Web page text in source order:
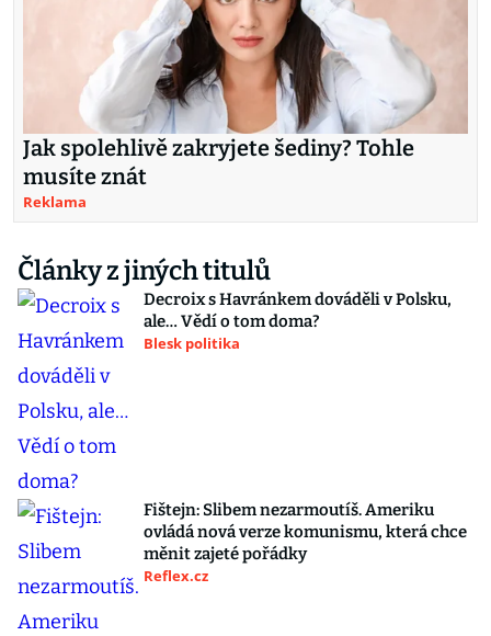
Jak spolehlivě zakryjete šediny? Tohle
musíte znát
Reklama
Články z jiných titulů
Decroix s Havránkem dováděli v Polsku,
ale… Vědí o tom doma?
Blesk politika
Fištejn: Slibem nezarmoutíš. Ameriku
ovládá nová verze komunismu, která chce
měnit zajeté pořádky
Reflex.cz